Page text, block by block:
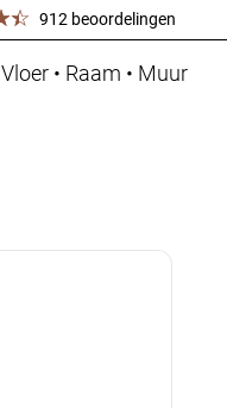
912 beoordelingen
Vloer • Raam • Muur